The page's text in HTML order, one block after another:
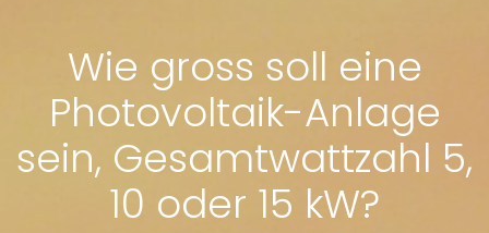
Wie gross soll eine
Photovoltaik-Anlage
sein, Gesamtwattzahl 5,
10 oder 15 kW?